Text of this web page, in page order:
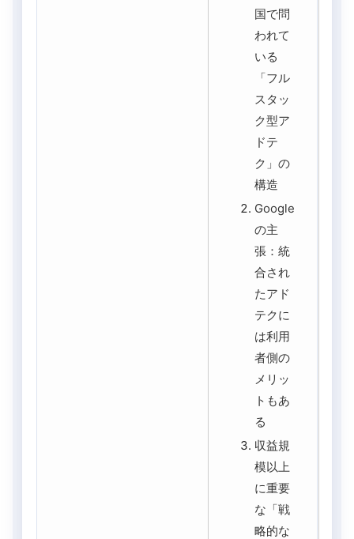
国で問
われて
いる
「フル
スタッ
ク型ア
ドテ
ク」の
構造
Google
の主
張：統
合され
たアド
テクに
は利用
者側の
メリッ
トもあ
る
収益規
模以上
に重要
な「戦
略的な